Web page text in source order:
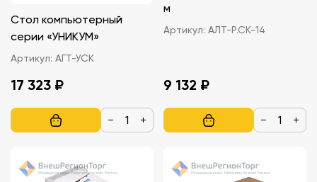
Стол компьютерный
серии «УНИКУМ»
Артикул: АГТ-УСК
17 323 ₽
− +
м
Артикул: АЛТ-Р.СК-14
9 132 ₽
− +